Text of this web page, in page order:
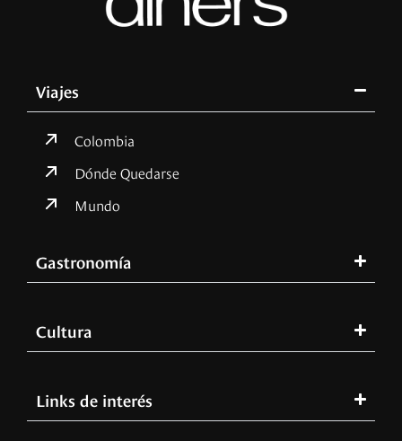
Viajes
Colombia
Dónde Quedarse
Mundo
Gastronomía
Cultura
Links de interés